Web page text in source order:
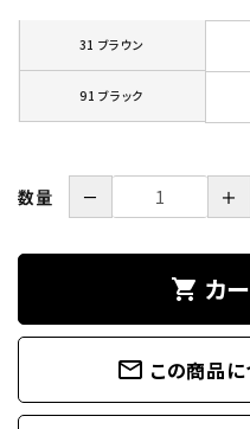
31 ブラウン
91 ブラック
数量 － ＋
shopping_cart カ
mail_outline この商品